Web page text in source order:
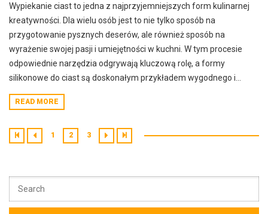
Wypiekanie ciast to jedna z najprzyjemniejszych form kulinarnej
kreatywności. Dla wielu osób jest to nie tylko sposób na
przygotowanie pysznych deserów, ale również sposób na
wyrażenie swojej pasji i umiejętności w kuchni. W tym procesie
odpowiednie narzędzia odgrywają kluczową rolę, a formy
silikonowe do ciast są doskonałym przykładem wygodnego i...
READ MORE
1 2 3